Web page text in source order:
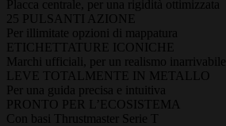
Placca centrale, per una rigidità ottimizzata
25 PULSANTI AZIONE
Per illimitate opzioni di mappatura
ETICHETTATURE ICONICHE
Marchi ufficiali, per un realismo inarrivabile
LEVE TOTALMENTE IN METALLO
Per una guida precisa e intuitiva
PRONTO PER L’ECOSISTEMA
Con basi Thrustmaster Serie T